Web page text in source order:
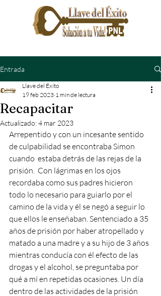
Entrada
Recapacitar
Llave del Éxito
19 feb 2023 1 min de lectura
Actualizado:4 mar 2023
Arrepentido y con un incesante sentido
de culpabilidad se encontraba Simon
cuando  estaba detrás de las rejas de la
prisión.  Con lágrimas en los ojos
recordaba como sus padres hicieron
todo lo necesario para guiarlo por el
camino de la vida y él se negó a seguir lo
que ellos le enseñaban. Sentenciado a 35
años de prisión por haber atropellado y
matado a una madre y a su hijo de 3 años
mientras conducía con él efecto de las
drogas y el alcohol, se preguntaba por
qué a mí en repetidas ocasiones. Un día
dentro de las actividades de la prisión